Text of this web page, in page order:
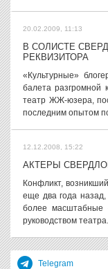
20.02.2009, 11:13
В СОЛИСТЕ
РЕКВИЗИТОРА
«Культурные»
балета разгромной
театр ЖЖ-юзера,
последним опытом
12.12.2008, 15:22
АКТЕРЫ
Конфликт,
еще два года назад,
более масштабные
руководством
Telegram